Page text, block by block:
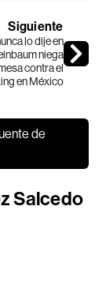
Siguiente
lo dije en
niega
contra el
en México
de
Salcedo